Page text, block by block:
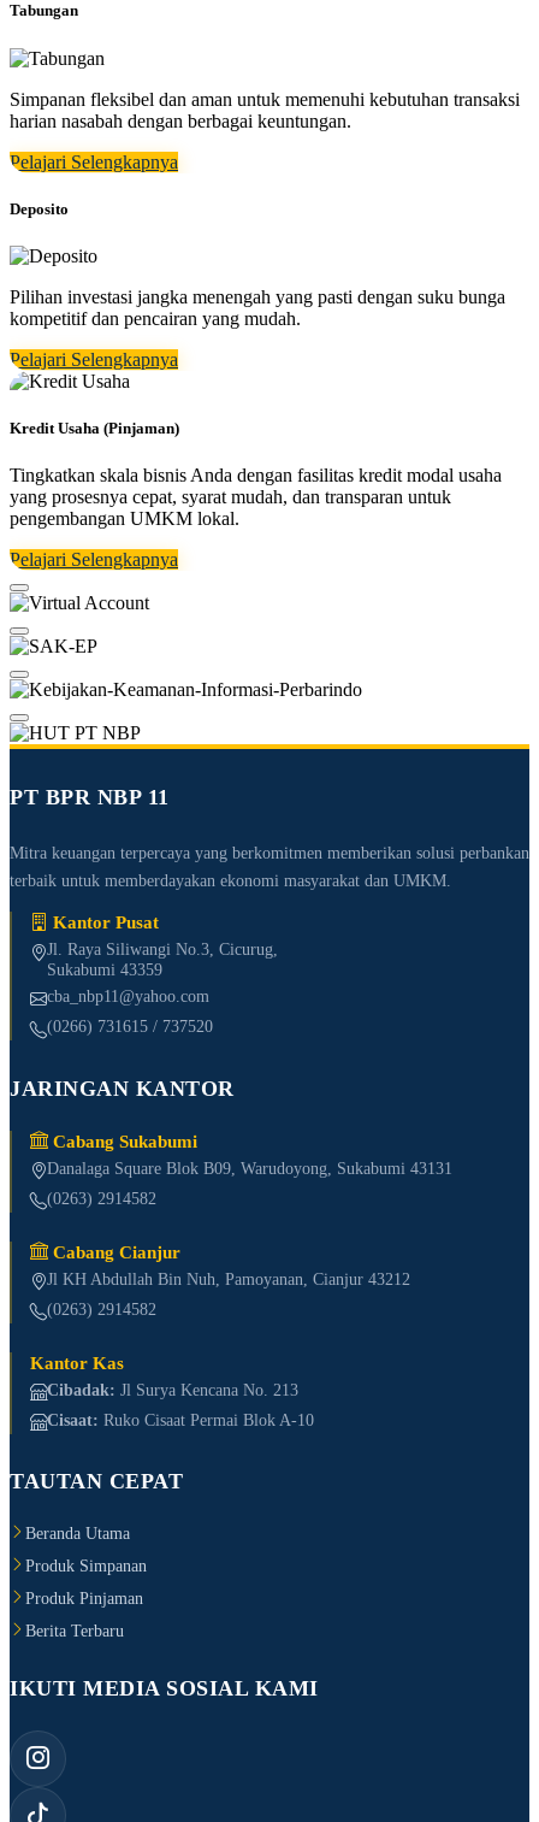
Tabungan
Simpanan fleksibel dan aman untuk memenuhi kebutuhan transaksi
harian nasabah dengan berbagai keuntungan.
Pelajari Selengkapnya
Deposito
Pilihan investasi jangka menengah yang pasti dengan suku bunga
kompetitif dan pencairan yang mudah.
Pelajari Selengkapnya
Kredit Usaha (Pinjaman)
Tingkatkan skala bisnis Anda dengan fasilitas kredit modal usaha
yang prosesnya cepat, syarat mudah, dan transparan untuk
pengembangan UMKM lokal.
Pelajari Selengkapnya
PT BPR NBP 11
Mitra keuangan terpercaya yang berkomitmen memberikan solusi perbankan
terbaik untuk memberdayakan ekonomi masyarakat dan UMKM.
Kantor Pusat
Jl. Raya Siliwangi No.3, Cicurug,
Sukabumi 43359
cba_nbp11@yahoo.com
(0266) 731615 / 737520
JARINGAN KANTOR
Cabang Sukabumi
Danalaga Square Blok B09, Warudoyong, Sukabumi 43131
(0263) 2914582
Cabang Cianjur
Jl KH Abdullah Bin Nuh, Pamoyanan, Cianjur 43212
(0263) 2914582
Kantor Kas
Cibadak: Jl Surya Kencana No. 213
Cisaat: Ruko Cisaat Permai Blok A-10
TAUTAN CEPAT
Beranda Utama
Produk Simpanan
Produk Pinjaman
Berita Terbaru
IKUTI MEDIA SOSIAL KAMI